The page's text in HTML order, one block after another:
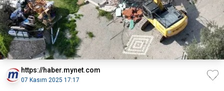
https://haber.mynet.com
07 Kasım 2025 17:17